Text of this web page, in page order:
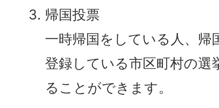
帰国投票
一時帰国をしている人、帰
登録している市区町村の選
ることができます。